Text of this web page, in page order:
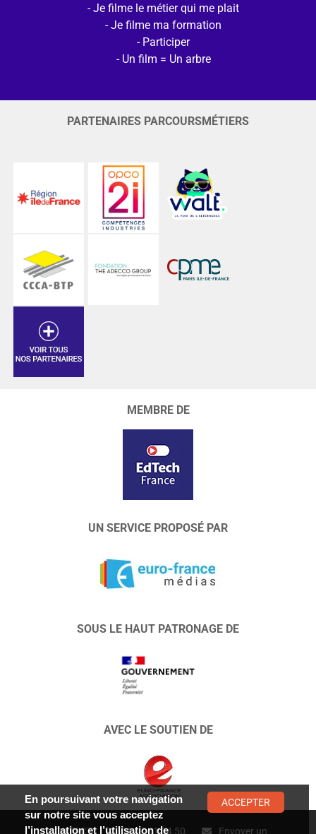
Je filme le métier qui me plait
Je filme ma formation
Participer
Un film = Un arbre
PARTENAIRES PARCOURSMÉTIERS
MEMBRE DE
UN SERVICE PROPOSÉ PAR
SOUS LE HAUT PATRONAGE DE
AVEC LE SOUTIEN DE
CONTACT : 01 47 01 34 50 Envoyer un
En poursuivant votre navigation
sur notre site vous acceptez
l’installation et l’utilisation de
ACCEPTER